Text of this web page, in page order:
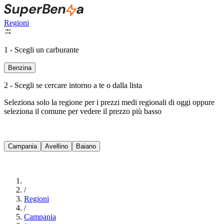
Regioni
1 - Scegli un carburante
Benzina
2 - Scegli se cercare intorno a te o dalla lista
Seleziona solo la regione per i prezzi medi regionali di oggi oppure
seleziona il comune per vedere il prezzo più basso
Campania Avellino Baiano
/
Regioni
/
Campania